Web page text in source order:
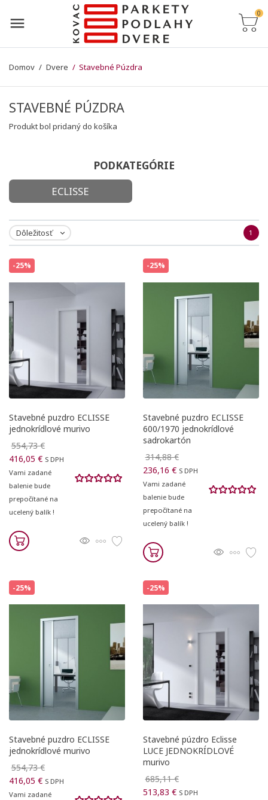
0
Domov Dvere Stavebné Púzdra
STAVEBNÉ PÚZDRA
Produkt bol pridaný do košíka
PODKATEGÓRIE
ECLISSE
Dôležitosť  1
-25%
Stavebné puzdro ECLISSE
jednokrídlové murivo
554,73 €
416,05 € S DPH
Vami zadané
balenie bude
prepočítané na
ucelený balík !
-25%
Stavebné puzdro ECLISSE
600/1970 jednokrídlové
sadrokartón
314,88 €
236,16 € S DPH
Vami zadané
balenie bude
prepočítané na
ucelený balík !
-25%
Stavebné puzdro ECLISSE
jednokrídlové murivo
554,73 €
416,05 € S DPH
Vami zadané
-25%
Stavebné púzdro Eclisse
LUCE JEDNOKRÍDLOVÉ
murivo
685,11 €
513,83 € S DPH